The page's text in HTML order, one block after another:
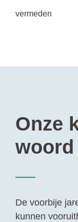
vermeden
Onze
woord
De voorbije
kunnen